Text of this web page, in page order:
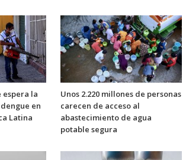
espera la
en
Latina
Unos 2.220 millones de personas
carecen de acceso al
abastecimiento de agua
potable segura